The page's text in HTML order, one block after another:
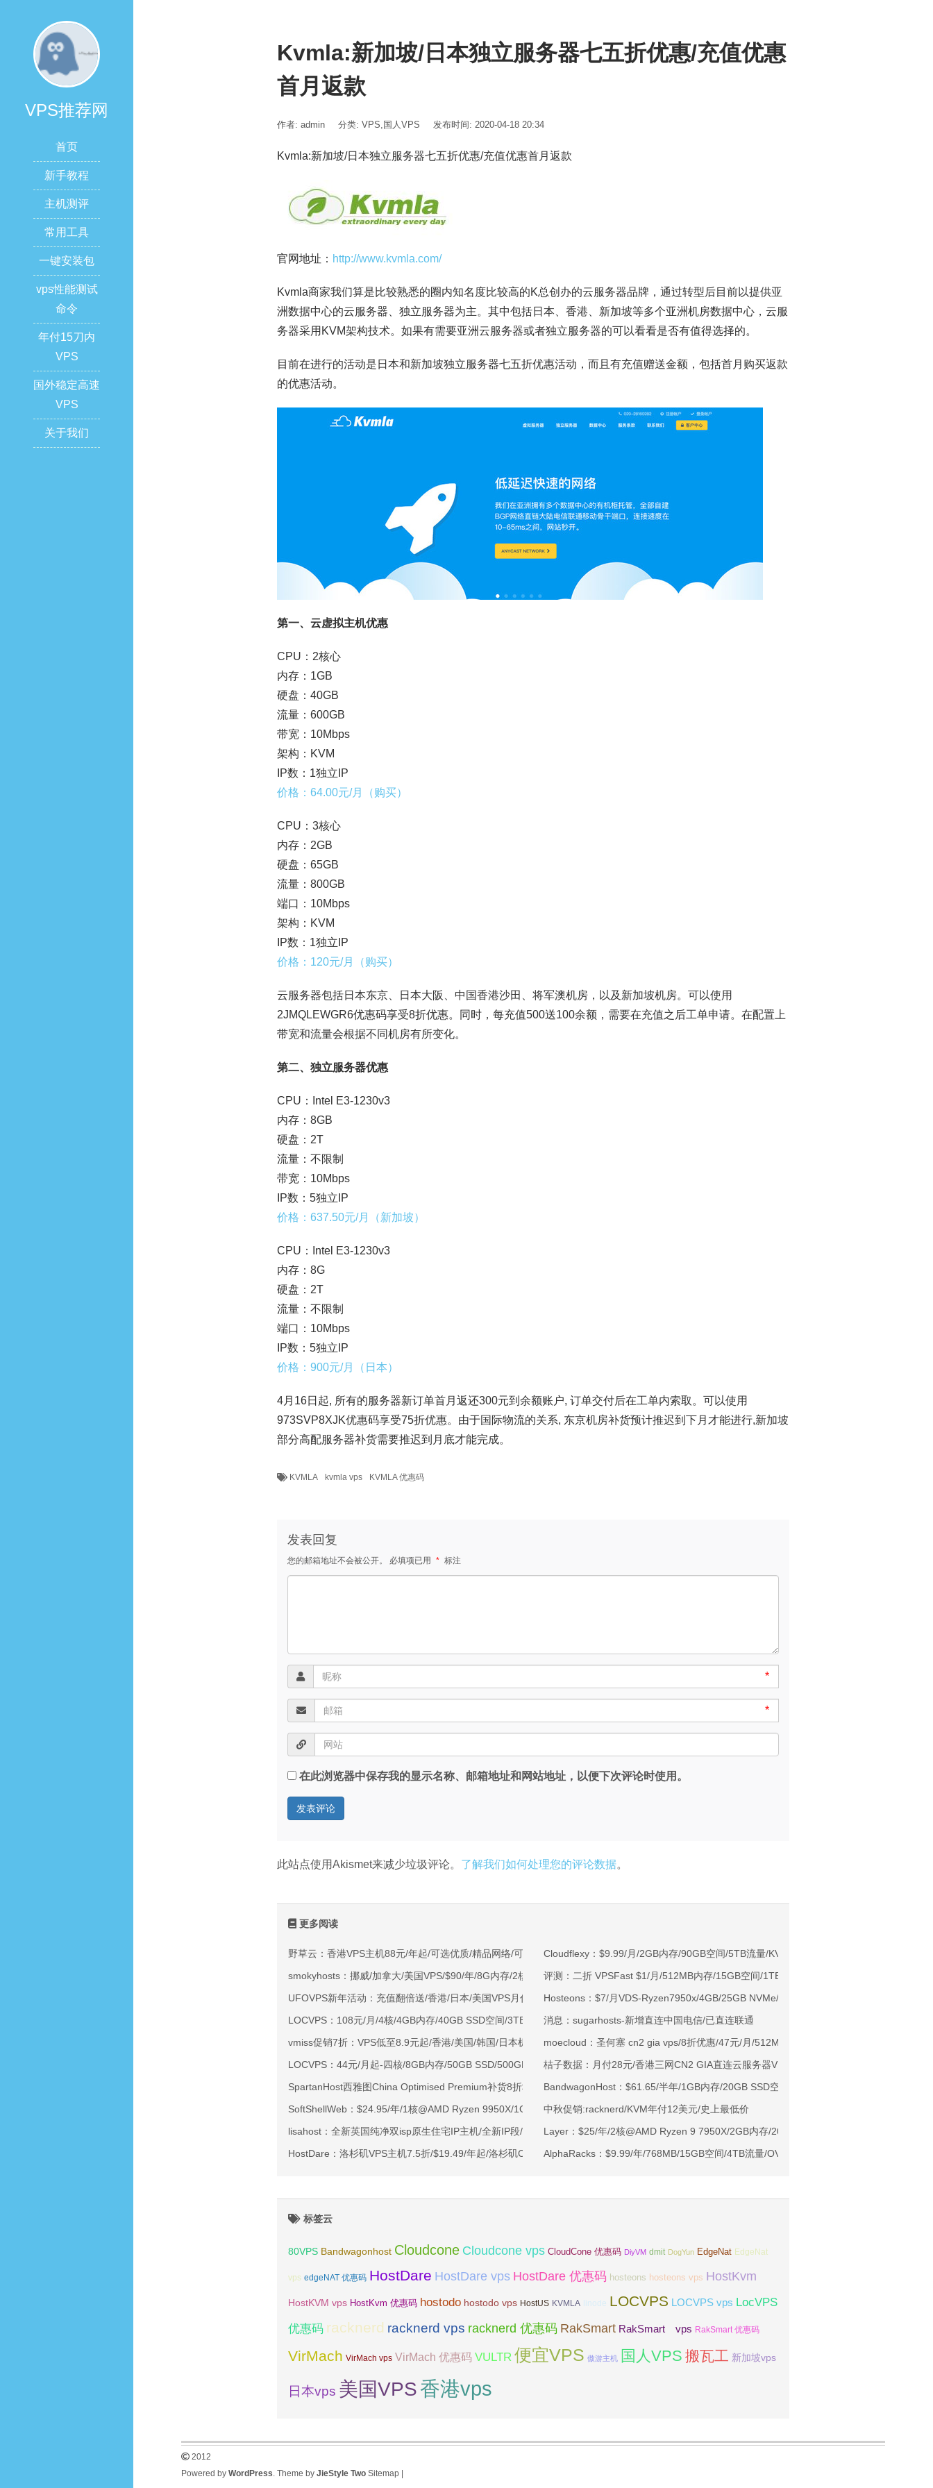
VPS推荐网
首页
新手教程
主机测评
常用工具
一键安装包
vps性能测试
命令
年付15刀内
VPS
国外稳定高速
VPS
关于我们
Kvmla:新加坡/日本独立服务器七五折优惠/充值优惠
首月返款
作者: admin 分类: VPS, 国人VPS 发布时间: 2020-04-18 20:34
Kvmla:新加坡/日本独立服务器七五折优惠/充值优惠首月返款
官网地址： http://www.kvmla.com/
Kvmla商家我们算是比较熟悉的圈内知名度比较高的K总创办的云服务器品牌，通过转型后目前以提供亚
洲数据中心的云服务器、独立服务器为主。其中包括日本、香港、新加坡等多个亚洲机房数据中心，云服
务器采用KVM架构技术。如果有需要亚洲云服务器或者独立服务器的可以看看是否有值得选择的。
目前在进行的活动是日本和新加坡独立服务器七五折优惠活动，而且有充值赠送金额，包括首月购买返款
的优惠活动。
第一、云虚拟主机优惠
CPU：2核心
内存：1GB
硬盘：40GB
流量：600GB
带宽：10Mbps
架构：KVM
IP数：1独立IP
价格：64.00元/月（购买）
CPU：3核心
内存：2GB
硬盘：65GB
流量：800GB
端口：10Mbps
架构：KVM
IP数：1独立IP
价格：120元/月（购买）
云服务器包括日本东京、日本大阪、中国香港沙田、将军澳机房，以及新加坡机房。可以使用
2JMQLEWGR6优惠码享受8折优惠。同时，每充值500送100余额，需要在充值之后工单申请。在配置上
带宽和流量会根据不同机房有所变化。
第二、独立服务器优惠
CPU：Intel E3-1230v3
内存：8GB
硬盘：2T
流量：不限制
带宽：10Mbps
IP数：5独立IP
价格：637.50元/月（新加坡）
CPU：Intel E3-1230v3
内存：8G
硬盘：2T
流量：不限制
端口：10Mbps
IP数：5独立IP
价格：900元/月（日本）
4月16日起, 所有的服务器新订单首月返还300元到余额账户, 订单交付后在工单内索取。可以使用
973SVP8XJK优惠码享受75折优惠。由于国际物流的关系, 东京机房补货预计推迟到下月才能进行,新加坡
部分高配服务器补货需要推迟到月底才能完成。
KVMLA kvmla vps KVMLA 优惠码
发表回复
您的邮箱地址不会被公开。 必填项已用 * 标注
*
*
在此浏览器中保存我的显示名称、邮箱地址和网站地址，以便下次评论时使用。
此站点使用Akismet来减少垃圾评论。 了解我们如何处理您的评论数据。
更多阅读
野草云：香港VPS主机88元/年起/可选优质/精品网络/可选100M不限流量/免费CNIX/支持主流AI访问
smokyhosts：挪威/加拿大/美国VPS/$90/年/8G内存/2核/80gNVMe/4T流量
UFOVPS新年活动：充值翻倍送/香港/日本/美国VPS月付9.5折年付8折起/新用户下单送30元
LOCVPS：108元/月/4核/4GB内存/40GB SSD空间/3TB流量/750Mbps-1Gbps端口/KVM/深港IX/双端独立IP/香港原生IP
vmiss促销7折：VPS低至8.9元起/香港/美国/韩国/日本机房/可选CN2 GIA/AS9929/CMIN2/软银等线路
LOCVPS：44元/月起-四核/8GB内存/50GB SSD/500GB@40Mbps/香港标准区/国内优化网络
SpartanHost西雅图China Optimised Premium补货8折$19.2/月起-四核AMD Ryzen7950x/4GB/100GB NVMe/5TB@10Gbps/免费DDoS防御
SoftShellWeb：$24.95/年/1核@AMD Ryzen 9950X/1GB内存/20GB NVMe空间/6TB流量/10Gbps端口/KVM/洛杉矶
lisahost：全新英国纯净双isp原生住宅IP主机/全新IP段/全新宿主机/9折月付61元起
HostDare：洛杉矶VPS主机7.5折/$19.49/年起/洛杉矶CN2 GIA/日本/保加利亚VPS九折
Cloudflexy：$9.99/月/2GB内存/90GB空间/5TB流量/KVM/香港leaseweb/新加坡
评测：二折 VPSFast $1/月/512MB内存/15GB空间/1TB流量/KVM/洛杉矶
Hosteons：$7/月VDS-Ryzen7950x/4GB/25GB NVMe/15TB@10Gbps/盐湖城机房
消息：sugarhosts-新增直连中国电信/已直连联通
moecloud：圣何塞 cn2 gia vps/8折优惠/47元/月/512M内存/1核/10gSSD/450g流量
桔子数据：月付28元/香港三网CN2 GIA直连云服务器VPS/1核心/1G内存/10M带宽
BandwagonHost：$61.65/半年/1GB内存/20GB SSD空间/1TB流量/2.5Gbps-10Gbps端口
中秋促销:racknerd/KVM年付12美元/史上最低价
Layer：$25/年/2核@AMD Ryzen 9 7950X/2GB内存/20GB NVMe空间/10TB流量/10Gbps
AlphaRacks：$9.99/年/768MB/15GB空间/4TB流量/OVZ/洛杉矶
标签云
80VPS Bandwagonhost Cloudcone Cloudcone vps CloudCone 优惠码 DiyVM dmit DogYun EdgeNat EdgeNat
vps edgeNAT 优惠码 HostDare HostDare vps HostDare 优惠码 hosteons hosteons vps HostKvm
HostKVM vps HostKvm 优惠码 hostodo hostodo vps HostUS KVMLA linode LOCVPS LOCVPS vps LocVPS
优惠码 racknerd racknerd vps racknerd 优惠码 RakSmart RakSmart vps RakSmart 优惠码
VirMach VirMach vps VirMach 优惠码 VULTR 便宜VPS 傲游主机 国人VPS 搬瓦工 新加坡vps
日本vps 美国VPS香港vps
2012
Powered byWordPress. Theme byJieStyle Two Sitemap